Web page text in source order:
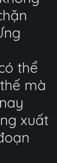
thể
mà
xuất